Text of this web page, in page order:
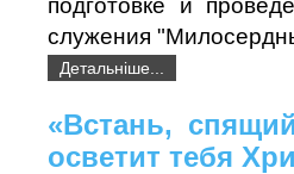
подготовке и
служения
Детальніше...
«Встань,
осветит тебя